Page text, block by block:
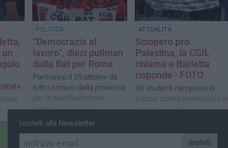
un
a
POLITICA
“Democrazia al
lavoro”, dieci pullman
dalla Bat per Roma
Partiranno il 25 ottobre da
tutti i comuni della provincia
per la manifestazione
nazionale della Cgil
ATTUALITÀ
Sciopero pro
Palestina, la CGIL
chiama e Barletta
risponde - FOTO
Gli studenti riempiono la
piazza: corteo partecipato in
giro per la città
Iscriviti alla Newsletter
Iscriviti